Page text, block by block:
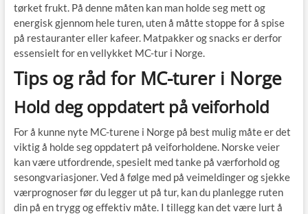
tørket frukt. På denne måten kan man holde seg mett og
energisk gjennom hele turen, uten å måtte stoppe for å spise
på restauranter eller kafeer. Matpakker og snacks er derfor
essensielt for en vellykket MC-tur i Norge.
Tips og råd for MC-turer i Norge
Hold deg oppdatert på veiforhold
For å kunne nyte MC-turene i Norge på best mulig måte er det
viktig å holde seg oppdatert på veiforholdene. Norske veier
kan være utfordrende, spesielt med tanke på værforhold og
sesongvariasjoner. Ved å følge med på veimeldinger og sjekke
værprognoser før du legger ut på tur, kan du planlegge ruten
din på en trygg og effektiv måte. I tillegg kan det være lurt å